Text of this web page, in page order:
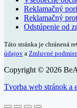
Reklamačný
Reklamačný
Odstúpenie od
Táto stránka je chránená
údajov a Zmluvné
Copyright © 2026
Tvorba web stránok a